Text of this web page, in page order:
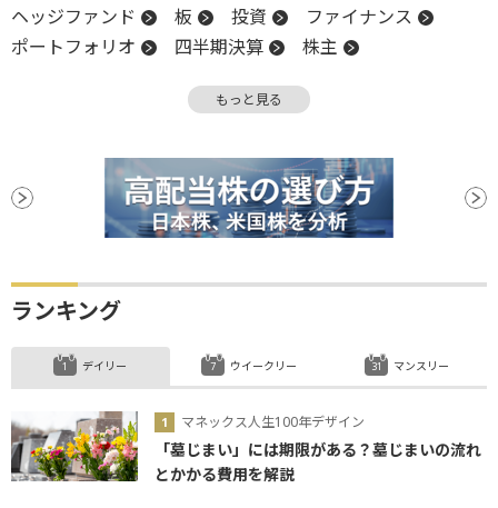
ヘッジファンド
板 投資
ファイナンス
ポートフォリオ
四半期決算
株主
CEO ファンド
もっと見る
ランキング
デイリー
マネックス人生100年デザイン
「墓じまい」には期限がある？墓じまいの流れ
とかかる費用を解説
ウイークリー マンスリー